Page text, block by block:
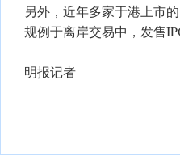
另外，近年多家于港上市
规例于离岸交易中，发售
明报记者